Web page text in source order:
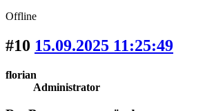
Offline
#10 15.09.2025 11:25:49
florian
Administrator